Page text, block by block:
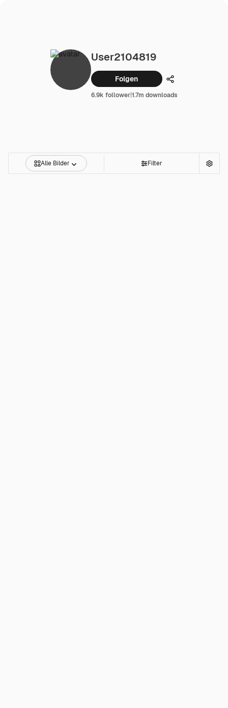
User2104819
Folgen Teilen
6.9k follower|1.7m downloads
Alle Bilder Filter